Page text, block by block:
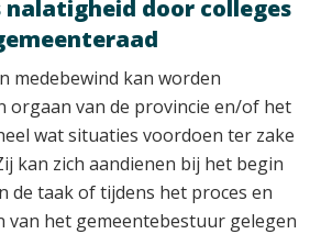
nalatigheid door colleges
medebewind kan worden
orgaan van de provincie en/of het
wat situaties voordoen ter zake
kan zich aandienen bij het begin
de taak of tijdens het proces en
van het gemeentebestuur gelegen